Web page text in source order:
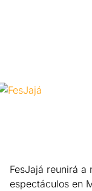
FesJajá reunirá
espectáculos en